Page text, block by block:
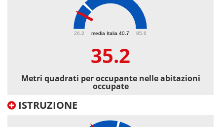
media Italia 40.7
26.2 85.6
35.2
Metri quadrati per occupante nelle abitazioni
occupate
ISTRUZIONE